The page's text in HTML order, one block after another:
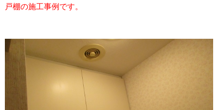
戸棚の施工事例です。